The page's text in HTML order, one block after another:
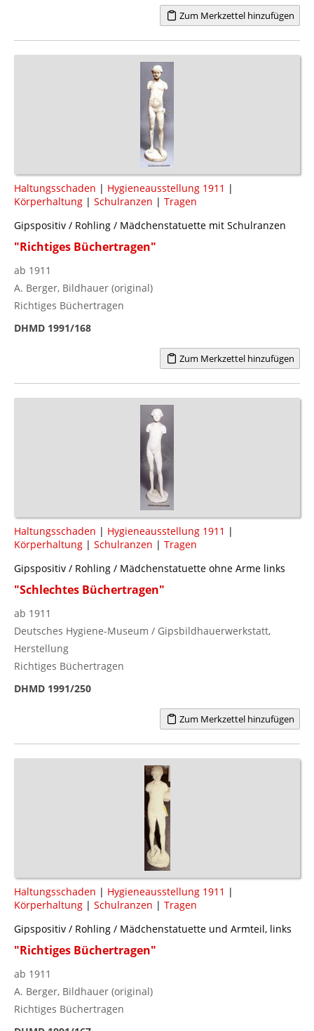
Zum Merkzettel hinzufügen
Haltungsschaden | Hygieneausstellung 1911 |
Körperhaltung | Schulranzen | Tragen
Gipspositiv / Rohling / Mädchenstatuette mit Schulranzen
"Richtiges Büchertragen"
ab 1911
A. Berger, Bildhauer (original)
Richtiges Büchertragen
DHMD 1991/168
Zum Merkzettel hinzufügen
Haltungsschaden | Hygieneausstellung 1911 |
Körperhaltung | Schulranzen | Tragen
Gipspositiv / Rohling / Mädchenstatuette ohne Arme links
"Schlechtes Büchertragen"
ab 1911
Deutsches Hygiene-Museum / Gipsbildhauerwerkstatt,
Herstellung
Richtiges Büchertragen
DHMD 1991/250
Zum Merkzettel hinzufügen
Haltungsschaden | Hygieneausstellung 1911 |
Körperhaltung | Schulranzen | Tragen
Gipspositiv / Rohling / Mädchenstatuette und Armteil, links
"Richtiges Büchertragen"
ab 1911
A. Berger, Bildhauer (original)
Richtiges Büchertragen